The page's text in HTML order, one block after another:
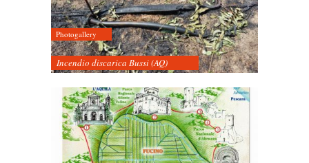
Photogallery
Incendio discarica Bussi (AQ)